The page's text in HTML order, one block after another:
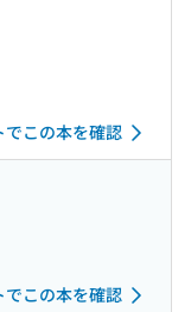
この本を確認
この本を確認